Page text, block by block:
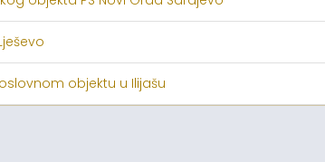
objektu u Ilijašu